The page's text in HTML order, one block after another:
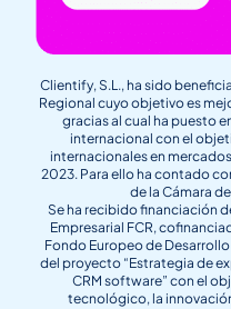
Clientify, S.L., ha sido
Regional cuyo objetivo es
gracias al cual ha puesto
internacional con el
internacionales en
2023. Para ello ha contado
de la Cámara
Se ha recibido financiación
Empresarial FCR,
Fondo Europeo de Desarrollo
del proyecto “Estrategia de
CRM software” con el
tecnológico, la